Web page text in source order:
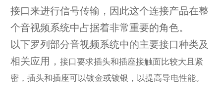
接口来进行信号传输，因此这个连接产品在整
个音视频系统中占据着非常重要的角色。
以下罗列部分音视频系统中的主要接口种类及
相关应用， 接口要求插头和插座接触面比较大且紧
密，插头和插座可以镀金或镀银，以提高导电性能。